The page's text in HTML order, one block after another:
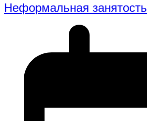
Неформальная занятость